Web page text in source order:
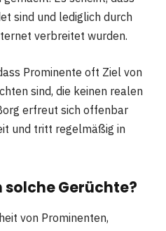
sind und lediglich durch
verbreitet wurden.
Prominente oft Ziel von
sind, die keinen realen
erfreut sich offenbar
und tritt regelmäßig in
Gerüchte?
von Prominenten,